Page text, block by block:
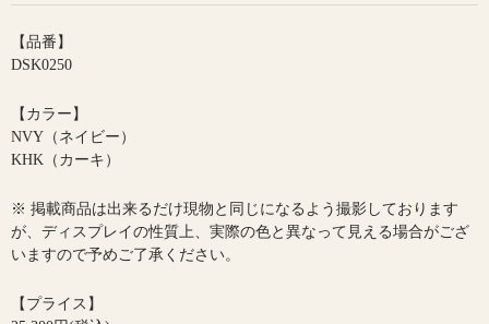
【品番】
DSK0250
【カラー】
NVY（ネイビー）
KHK（カーキ）
※ 掲載商品は出来るだけ現物と同じになるよう撮影しております
が、ディスプレイの性質上、実際の色と異なって見える場合がござ
いますので予めご了承ください。
【プライス】